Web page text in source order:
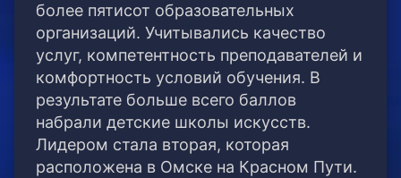
более пятисот образовательных
организаций. Учитывались качество
услуг, компетентность преподавателей и
комфортность условий обучения. В
результате больше всего баллов
набрали детские школы искусств.
Лидером стала вторая, которая
расположена в Омске на Красном Пути.